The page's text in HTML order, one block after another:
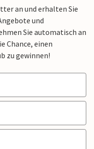
an und erhalten Sie
und
Sie automatisch an
Chance, einen
zu gewinnen!